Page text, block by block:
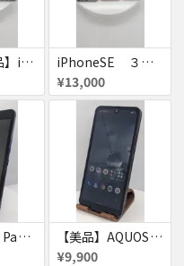
【ジャンク品】iPhoneSE ３台セット
iPhoneSE ３台セット
¥13,000
ASUS MeMO Pad 8 AST21 au
【美品】AQUOS wish A103SH
¥9,900